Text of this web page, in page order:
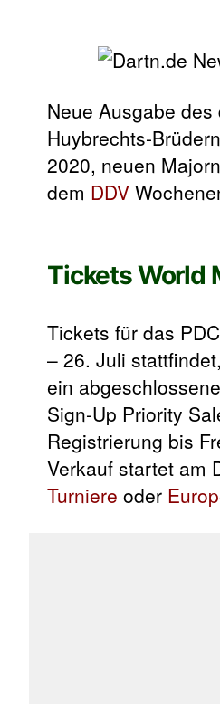
Neue Ausgabe
Huybrechts-
2020, neuen
dem DDV
Tickets World
Tickets für das
– 26. Juli
ein
Sign-Up Priority
Registrierung bis
Verkauf startet am
Turniere oder